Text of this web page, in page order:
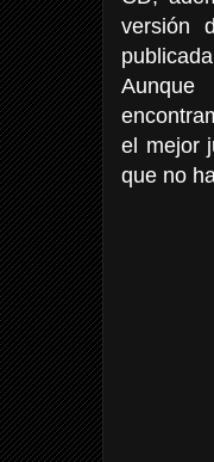
versión
el mejor
que no